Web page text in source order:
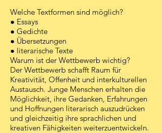
Welche Textformen sind möglich?
● Essays
● Gedichte
● Übersetzungen
● literarische Texte
Warum ist der Wettbewerb wichtig?
Der Wettbewerb schafft Raum für
Kreativität, Offenheit und interkulturellen
Austausch. Junge Menschen erhalten die
Möglichkeit, ihre Gedanken, Erfahrungen
und Hoffnungen literarisch auszudrücken
und gleichzeitig ihre sprachlichen und
kreativen Fähigkeiten weiterzuentwickeln.